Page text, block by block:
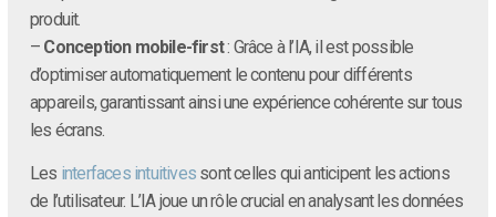
produit.
– Conception mobile-first: Grâce à l’IA, il est possible
d’optimiser automatiquement le contenu pour différents
appareils, garantissant ainsi une expérience cohérente sur tous
les écrans.
Les interfaces intuitives sont celles qui anticipent les actions
de l’utilisateur. L’IA joue un rôle crucial en analysant les données